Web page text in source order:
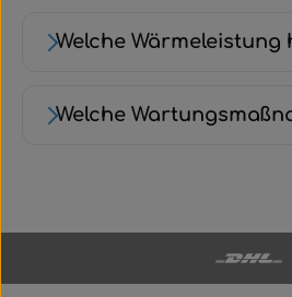
Welche
Welche